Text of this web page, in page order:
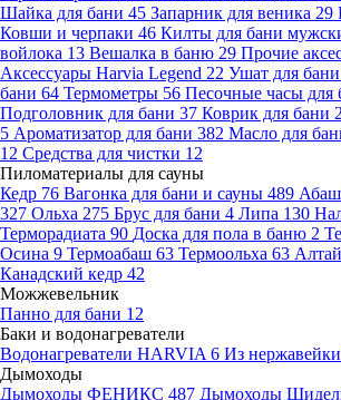
Шайка для бани 45 Запарник для веника 29
Ковши и черпаки 46 Килты для бани
войлока 13 Вешалка в баню 29 Прочие
Аксессуары Harvia Legend 22 Ушат для бани
бани 64 Термометры 56 Песочные часы для
Подголовник для бани 37 Коврик для бани
5 Ароматизатор для бани 382 Масло для
12 Средства для чистки 12
Пиломатериалы для сауны
Кедр 76 Вагонка для бани и сауны 489 Абаш
327 Ольха 275 Брус для бани 4 Липа 130
Терморадиата 90 Доска для пола в баню 2
Осина 9 Термоабаш 63 Термоольха 63
Канадский кедр 42
Можжевельник
Панно для бани 12
Баки и водонагреватели
Водонагреватели HARVIA 6 Из нержавейки
Дымоходы
Дымоходы ФЕНИКС 487 Дымоходы